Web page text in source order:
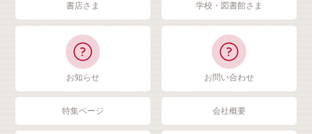
書店さま 学校・図書館さま
お知らせ お問い合わせ
特集ページ 会社概要